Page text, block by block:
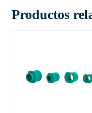
Productos